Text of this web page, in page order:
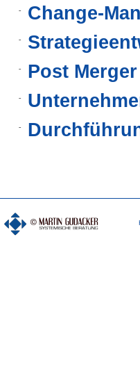
Change-
Post